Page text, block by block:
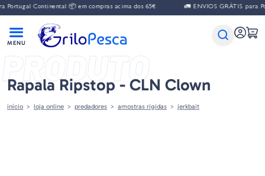
Continental 📦 em compras acima dos 65€ 🚛 ENVIOS GRÁTIS para
PRODUTO
Rapala Ripstop - CLN Clown
início loja online predadores amostras rigidas jerkbait